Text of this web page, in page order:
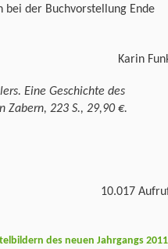
bei der Buchvorstellung Ende
Karin
Eine Geschichte des
Zabern, 223 S., 29,90 €.
10.017
des neuen Jahrgangs 2011